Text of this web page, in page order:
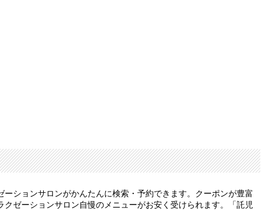
ションサロンがかんたんに検索・予約できます。クーポンが豊富
ゼーションサロン自慢のメニューがお安く受けられます。「託児